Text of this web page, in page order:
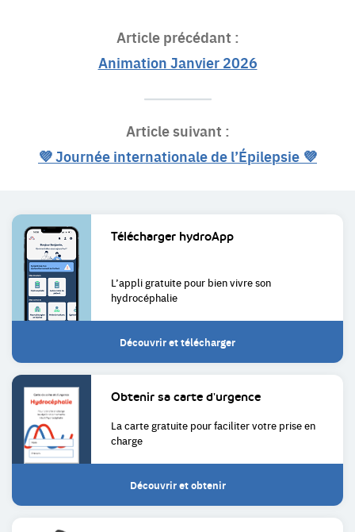
Article précédant :
Animation Janvier 2026
Article suivant :
💜 Journée internationale de l’Épilepsie 💜
Liens
utiles
Télécharger hydroApp
L’appli gratuite pour bienvivre son
hydrocéphalie
Découvrir et télécharger
Obtenir sa carte d'urgence
La carte gratuite pour facilitervotre prise en
charge
Découvrir et obtenir